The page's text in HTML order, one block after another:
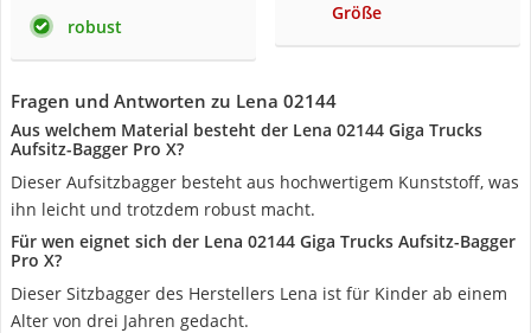
robust
Größe
Fragen und Antworten zu Lena 02144
Aus welchem Material besteht der Lena 02144 Giga Trucks
Aufsitz-Bagger Pro X?
Dieser Aufsitzbagger besteht aus hochwertigem Kunststoff, was
ihn leicht und trotzdem robust macht.
Für wen eignet sich der Lena 02144 Giga Trucks Aufsitz-Bagger
Pro X?
Dieser Sitzbagger des Herstellers Lena ist für Kinder ab einem
Alter von drei Jahren gedacht.